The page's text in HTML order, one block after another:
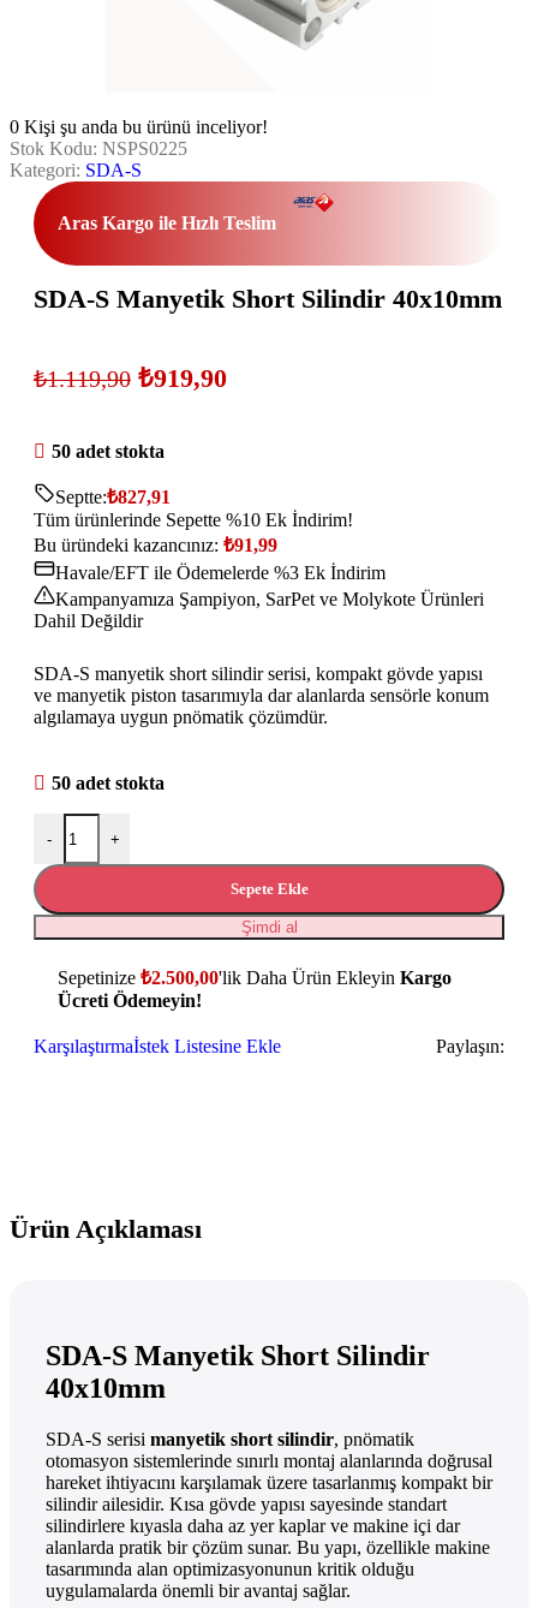
0 Kişi şu anda bu ürünü inceliyor!
Stok Kodu: NSPS0225
Kategori: SDA-S
Aras Kargo ile Hızlı Teslim
SDA-S Manyetik Short Silindir 40x10mm
₺1.119,90 ₺919,90
50 adet stokta
Septte:₺827,91
Tüm ürünlerinde Sepette %10 Ek İndirim!
Bu üründeki kazancınız: ₺91,99
Havale/EFT ile Ödemelerde %3 Ek İndirim
Kampanyamıza Şampiyon, SarPet ve Molykote Ürünleri
Dahil Değildir
SDA-S manyetik short silindir serisi, kompakt gövde yapısı
ve manyetik piston tasarımıyla dar alanlarda sensörle konum
algılamaya uygun pnömatik çözümdür.
50 adet stokta
- +
Sepete Ekle
Şimdi al
Sepetinize ₺2.500,00'lik Daha Ürün Ekleyin Kargo
Ücreti Ödemeyin!
Karşılaştırmaİstek Listesine Ekle Paylaşın:
Ürün Açıklaması
SDA-S Manyetik Short Silindir
40x10mm
SDA-S serisi manyetik short silindir, pnömatik
otomasyon sistemlerinde sınırlı montaj alanlarında doğrusal
hareket ihtiyacını karşılamak üzere tasarlanmış kompakt bir
silindir ailesidir. Kısa gövde yapısı sayesinde standart
silindirlere kıyasla daha az yer kaplar ve makine içi dar
alanlarda pratik bir çözüm sunar. Bu yapı, özellikle makine
tasarımında alan optimizasyonunun kritik olduğu
uygulamalarda önemli bir avantaj sağlar.